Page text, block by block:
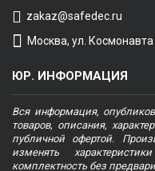
zakaz@safedec.ru
Москва, ул. Космонавта
ЮР. ИНФОРМАЦИЯ
Вся информация,
товаров, описания,
публичной офертой.
изменять
комплектность без